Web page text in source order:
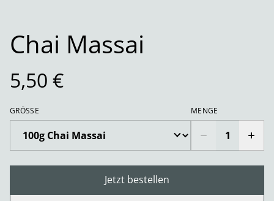
Chai Massai
5,50 €
GRÖSSE MENGE
Jetzt bestellen